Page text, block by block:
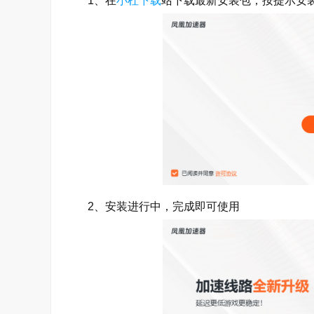
2、安装进行中，完成即可使用